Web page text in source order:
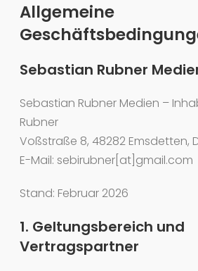
Allgemeine
Sebastian Rubner
Sebastian Rubner Medien –
Rubner
Voßstraße 8, 48282 Emsdetten,
E-Mail: sebirubner[at]gmail.com
Stand: Februar 2026
1. Geltungsbereich und
Vertragspartner